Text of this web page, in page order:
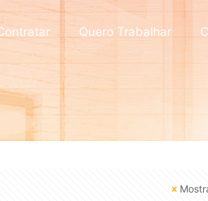
Quero Trabalhar